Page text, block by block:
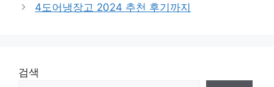
4도어냉장고 2024 추천 후기까지
검색